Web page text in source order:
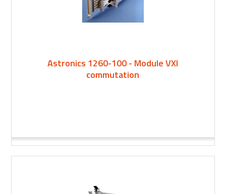
Astronics 1260-100 - Module VXI
commutation